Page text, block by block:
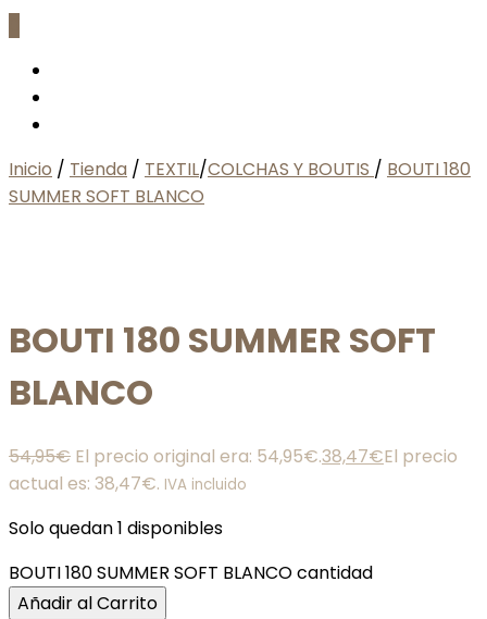
Inicio / Tienda / TEXTIL/COLCHAS Y BOUTIS / BOUTI 180
SUMMER SOFT BLANCO
BOUTI 180 SUMMER SOFT
BLANCO
54,95€ El precio original era: 54,95€.38,47€El precio
actual es: 38,47€. IVA incluido
Solo quedan 1 disponibles
BOUTI 180 SUMMER SOFT BLANCO cantidad
Añadir al Carrito